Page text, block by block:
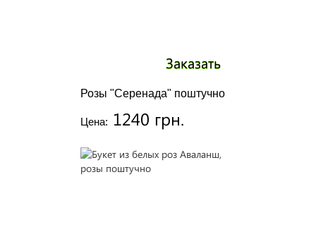
Розы "Серенада" поштучно
Цена: 1240 грн.
Заказать